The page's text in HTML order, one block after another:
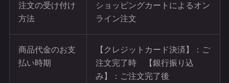
注文の受け付け
方法
ショッピングカートによるオン
ライン注文
商品代金のお支
払い時期
【クレジットカード決済】：ご
注文完了時 【銀行振り込
み】：ご注文完了後